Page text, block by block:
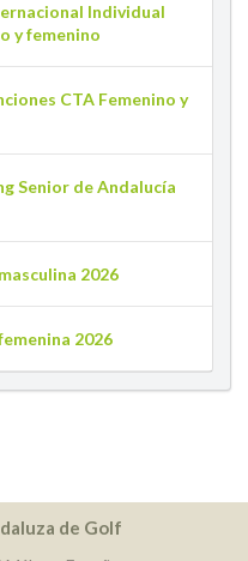
Individual
y femenino
CTA Femenino y
Senior de Andalucía
2026
2026
de Golf